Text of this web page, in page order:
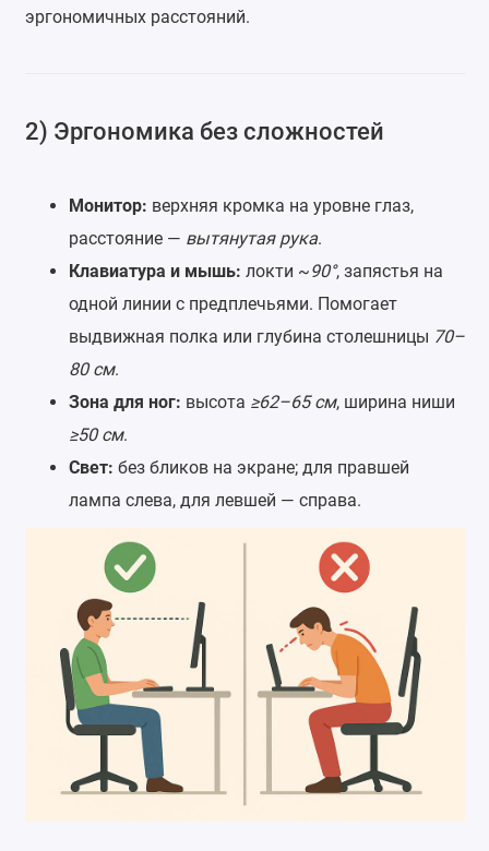
эргономичных расстояний.
2) Эргономика без сложностей
Монитор: верхняя кромка на уровне глаз,
расстояние — вытянутая рука.
Клавиатура и мышь: локти ~90°, запястья на
одной линии с предплечьями. Помогает
выдвижная полка или глубина столешницы 70–
80 см.
Зона для ног: высота ≥62–65 см, ширина ниши
≥50 см.
Свет: без бликов на экране; для правшей
лампа слева, для левшей — справа.